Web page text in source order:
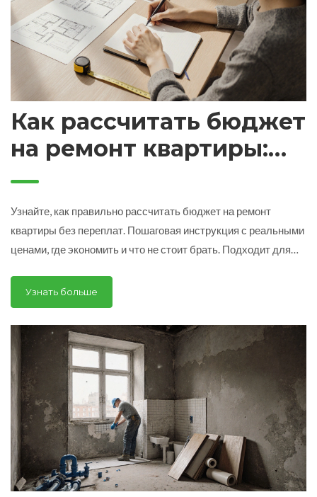
Как рассчитать бюджет
на ремонт квартиры:
пошаговая инструкция
без переплат
Узнайте, как правильно рассчитать бюджет на ремонт
квартиры без переплат. Пошаговая инструкция с реальными
ценами, где экономить и что не стоит брать. Подходит для
ограниченными средствами.
Узнать больше